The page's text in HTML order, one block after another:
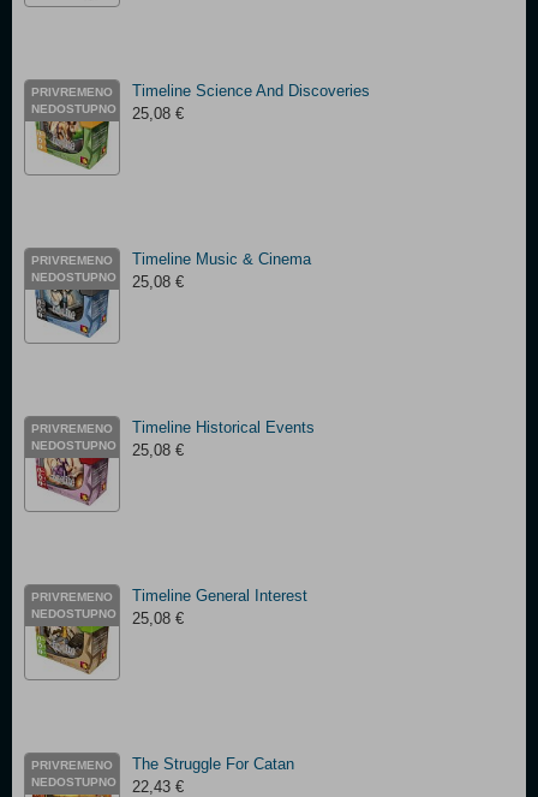
PRIVREMENO
NEDOSTUPNO
Timeline Science And Discoveries
25,08 €
PRIVREMENO
NEDOSTUPNO
Timeline Music & Cinema
25,08 €
PRIVREMENO
NEDOSTUPNO
Timeline Historical Events
25,08 €
PRIVREMENO
NEDOSTUPNO
Timeline General Interest
25,08 €
PRIVREMENO
NEDOSTUPNO
The Struggle For Catan
22,43 €